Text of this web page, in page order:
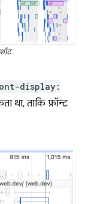
display:
था, ताकि फ़ॉन्ट